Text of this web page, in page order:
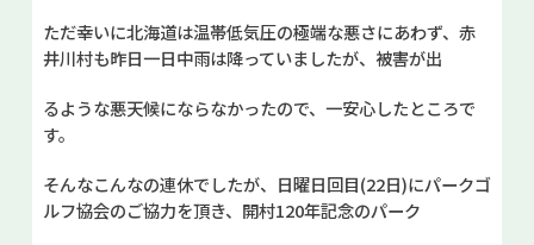
ただ幸いに北海道は温帯低気圧の極端な悪さにあわず、赤
井川村も昨日一日中雨は降っていましたが、被害が出
るような悪天候にならなかったので、一安心したところで
す。
そんなこんなの連休でしたが、日曜日回目(22日)にパークゴ
ルフ協会のご協力を頂き、開村120年記念のパーク